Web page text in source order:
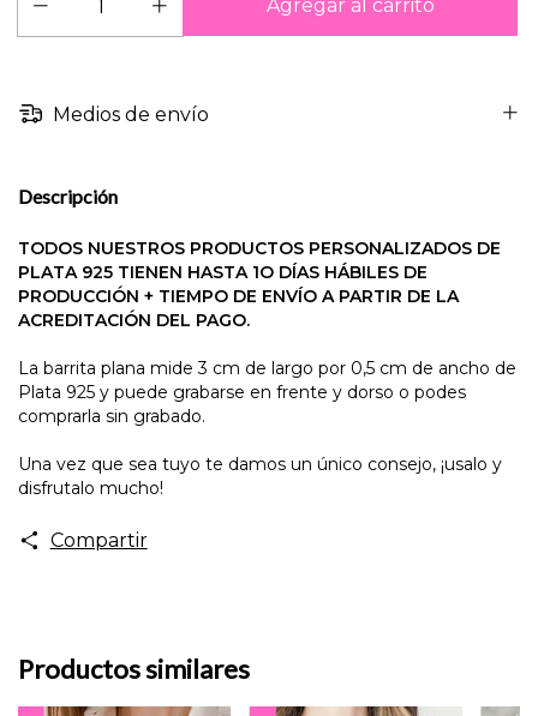
Medios de envío
Descripción
TODOS NUESTROS PRODUCTOS PERSONALIZADOS DE
PLATA 925 TIENEN HASTA 1O DÍAS HÁBILES DE
PRODUCCIÓN + TIEMPO DE ENVÍO A PARTIR DE LA
ACREDITACIÓN DEL PAGO.
La barrita plana mide 3 cm de largo por 0,5 cm de ancho de
Plata 925 y puede grabarse en frente y dorso o podes
comprarla sin grabado.
Una vez que sea tuyo te damos un único consejo, ¡usalo y
disfrutalo mucho!
Compartir
Productos similares